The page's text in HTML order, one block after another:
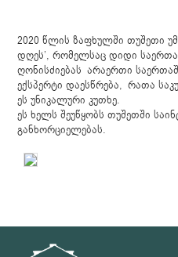
2020 წლის ზაფხულში თუშეთი
დღეს’, რომელსაც დიდი
ღონისძიებას არაერთი
ექსპერტი დაესწრება, რათა
ეს უნიკალური კუთხე.
ეს ხელს შეუწყობს თუშეთში
განხორციელებას.